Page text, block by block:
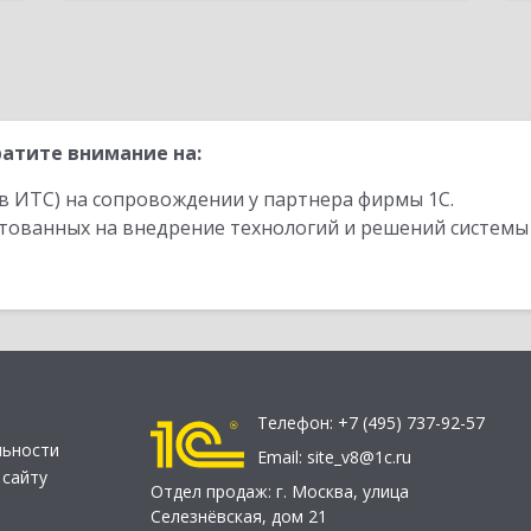
внимание на:
ИТС) на сопровождении у партнера фирмы 1С.
на внедрение технологий и решений
Телефон: +7 (495) 737-92-57
Email: site_v8@1c.ru
Отдел продаж: г. Москва, улица
Селезнёвская, дом 21